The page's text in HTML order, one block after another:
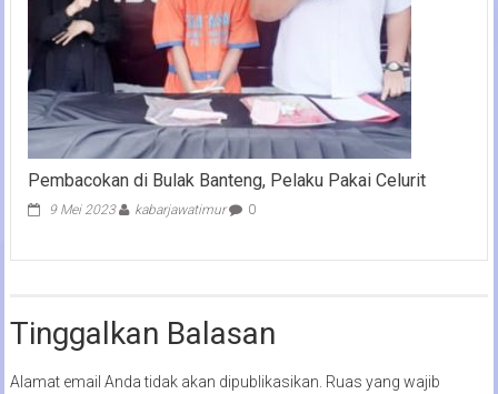
Pembacokan di Bulak Banteng, Pelaku Pakai Celurit
9 Mei 2023 kabarjawatimur 0
Tinggalkan Balasan
Alamat email Anda tidak akan dipublikasikan. Ruas yang wajib